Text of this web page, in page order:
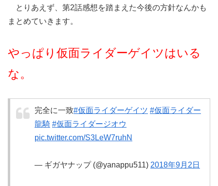
とりあえず、第2話感想を踏まえた今後の方針なんかも
まとめていきます。
やっぱり仮面ライダーゲイツはいる
な。
完全に一致#仮面ライダーゲイツ #仮面ライダー
龍騎 #仮面ライダージオウ
pic.twitter.com/S3LeW7ruhN
— ギガヤナップ (@yanappu511) 2018年9月2日